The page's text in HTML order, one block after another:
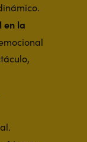
en la